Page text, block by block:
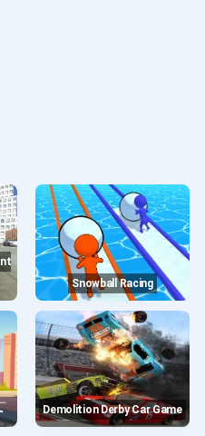
Snowball Racing
Demolition Derby Car Game